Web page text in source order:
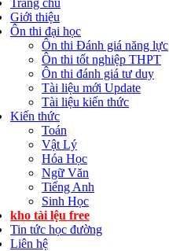
Trang chủ
Giới thiệu
Ôn thi đại học
Ôn thi Đánh giá năng lực
Ôn thi tốt nghiệp THPT
Ôn thi đánh giá tư duy
Tài liệu mới Update
Tài liệu kiến thức
Kiến thức
Toán
Vật Lý
Hóa Học
Ngữ Văn
Tiếng Anh
Sinh Học
kho tài lệu free
Tin tức học đường
Liên hệ